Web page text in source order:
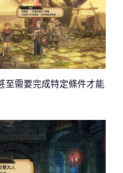
至需要完成特定條件才能